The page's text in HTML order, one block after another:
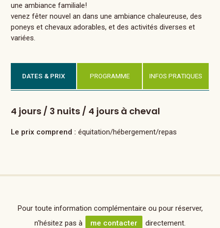
une ambiance familiale!
venez fêter nouvel an dans une ambiance chaleureuse, des
poneys et chevaux adorables, et des activités diverses et
variées.
DATES & PRIX PROGRAMME INFOS PRATIQUES
4 jours / 3 nuits / 4 jours à cheval
Le prix comprend : équitation/hébergement/repas
Pour toute information complémentaire ou pour réserver,
n'hésitez pas à
me contacter directement.